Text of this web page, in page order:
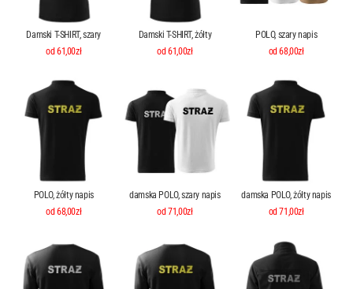
Damski T-SHIRT, szary
od 61,00zł
Damski T-SHIRT, żółty
od 61,00zł
POLO, szary napis
od 68,00zł
POLO, żółty napis
od 68,00zł
damska POLO, szary napis
od 71,00zł
damska POLO, żółty napis
od 71,00zł